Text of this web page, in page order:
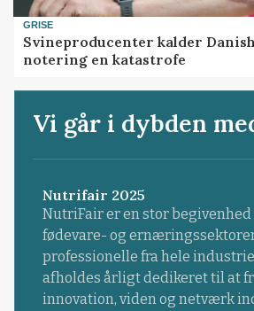
GRISE
Svineproducenter kalder
notering en katastrofe
Vi går i dybden
Nutrifair 2025
NutriFair er en stor
fødevare- og
professionelle fra hele
afholdes årligt dedikeret til at
innovation, viden og netværk